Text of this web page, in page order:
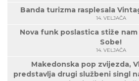
Banda turizma rasplesala
14. VELJAČA
Nova funk poslastica stiže nam
Sobe!
14. VELJAČA
Makedonska pop zvijezda,
predstavlja drugi službeni singl